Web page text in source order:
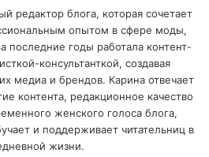
редактор блога, которая сочетает
опытом в сфере моды,
последние годы работала контент-
консультанткой, создавая
медиа и брендов. Карина отвечает
контента, редакционное качество
женского голоса блога,
и поддерживает читательниц в
жизни.